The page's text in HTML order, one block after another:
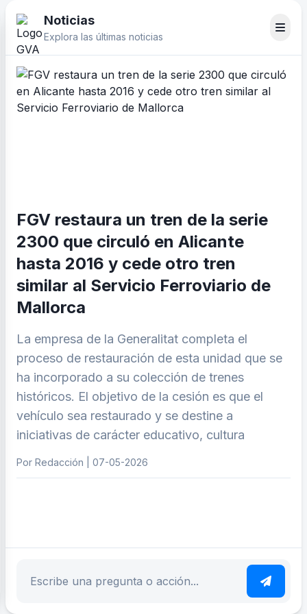
Noticias
Explora las últimas noticias
FGV restaura un tren de la serie
2300 que circuló en Alicante
hasta 2016 y cede otro tren
similar al Servicio Ferroviario de
Mallorca
La empresa de la Generalitat completa el
proceso de restauración de esta unidad que se
ha incorporado a su colección de trenes
históricos. El objetivo de la cesión es que el
vehículo sea restaurado y se destine a
iniciativas de carácter educativo, cultura
Por Redacción | 07-05-2026
Escribe tu pregunta